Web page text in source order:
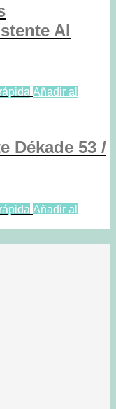
Al
Añadir al
Dékade 53 /
Añadir al